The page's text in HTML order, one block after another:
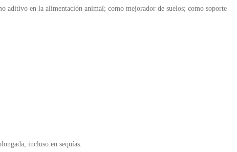
aditivo en la alimentación animal; como mejorador de suelos; como soporte
incluso en sequías.